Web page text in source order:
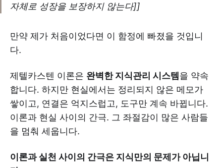
자체로 성장을 보장하지 않는다]]
만약 제가 처음이었다면 이 함정에 빠졌을 것입니
다.
제텔카스텐 이론은 완벽한 지식관리 시스템 을 약속
합니다. 하지만 현실에서는 정리되지 않은 메모가
쌓이고, 연결은 억지스럽고, 도구만 계속 바뀝니다.
이론과 현실 사이의 간극. 그 좌절감이 많은 사람들
을 멈춰 세웁니다.
이론과 실천 사이의 간극은 지식만의 문제가 아닙니